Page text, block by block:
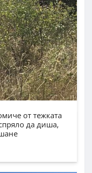
от тежката
да диша,